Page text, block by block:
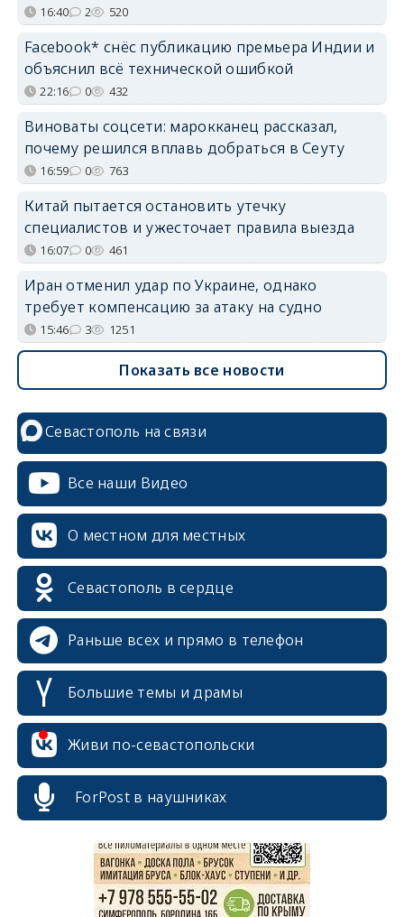
16:40 2 520
Facebook* снёс публикацию премьера Индии и
объяснил всё технической ошибкой
22:16 0 432
Виноваты соцсети: марокканец рассказал,
почему решился вплавь добраться в Сеуту
16:59 0 763
Китай пытается остановить утечку
специалистов и ужесточает правила выезда
16:07 0 461
Иран отменил удар по Украине, однако
требует компенсацию за атаку на судно
15:46 3 1251
Показать все новости
Севастополь на связи
Все наши Видео
О местном для местных
Севастополь в сердце
Раньше всех и прямо в телефон
Большие темы и драмы
Живи по-севастопольски
ForPost в наушниках
erid: 2SDnjdPjgYS